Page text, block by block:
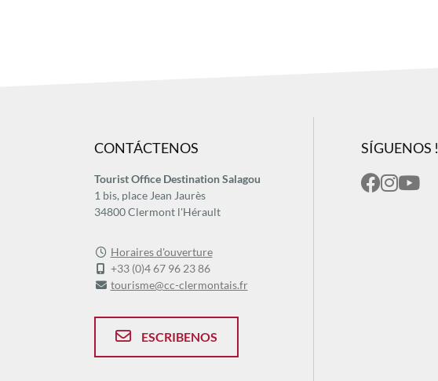
CONTÁCTENOS
Tourist Office Destination Salagou
1 bis, place Jean Jaurès
34800 Clermont l'Hérault
Horaires d'ouverture
+33 (0)4 67 96 23 86
tourisme@cc-clermontais.fr
ESCRIBENOS
SÍGUENOS !